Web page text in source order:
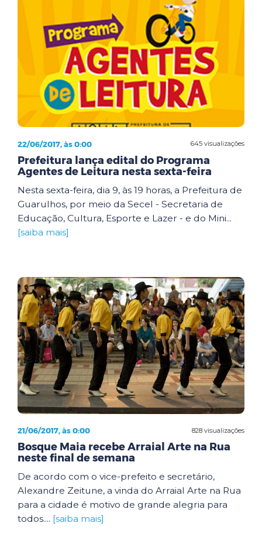
645 visualizações
22/06/2017, às 0:00
Prefeitura lança edital do Programa
Agentes de Leitura nesta sexta-feira
Nesta sexta-feira, dia 9, às 19 horas, a Prefeitura de
Guarulhos, por meio da Secel - Secretaria de
Educação, Cultura, Esporte e Lazer - e do Mini...
[saiba mais]
828 visualizações
21/06/2017, às 0:00
Bosque Maia recebe Arraial Arte na Rua
neste final de semana
De acordo com o vice-prefeito e secretário,
Alexandre Zeitune, a vinda do Arraial Arte na Rua
para a cidade é motivo de grande alegria para
todos.... [saiba mais]